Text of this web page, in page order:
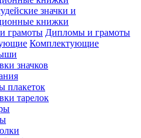
значки и
книжки
Дипломы и грамоты
Комплектующие
значков
плакеток
тарелок